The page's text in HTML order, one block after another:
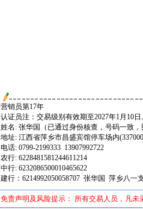
营销员第17年
认证员注：交易级别有效期至2027年1月10日
姓名: 张华国（已通过身份核查，号码一致
地址: 江西省萍乡市昌盛宾馆停车场内
电话: 0799-2199333 13907992722
农行: 6228481581244611214
中行: 6232086500010465622
建行：6214992050058707 张华国 萍乡八一
免责声明及风险提示： 所有交易人员，凡